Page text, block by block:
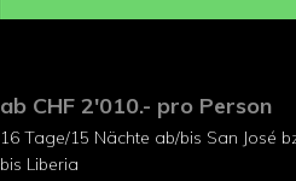
ab CHF 2'010.- pro Person
16 Tage/15 Nächte ab/bis San José
bis Liberia